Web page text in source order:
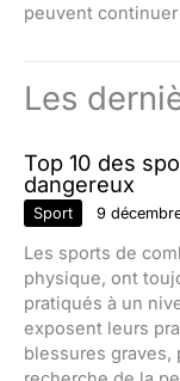
peuvent
Les
Top 10 des
dangereux
Sport 9
Les sports de
physique, ont
pratiqués à un
exposent leurs
blessures graves,